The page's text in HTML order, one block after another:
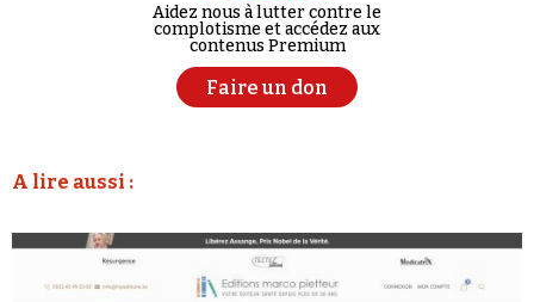
Aidez nous à lutter contre le
complotisme et accédez aux
contenus Premium
Faire un don
A lire aussi :